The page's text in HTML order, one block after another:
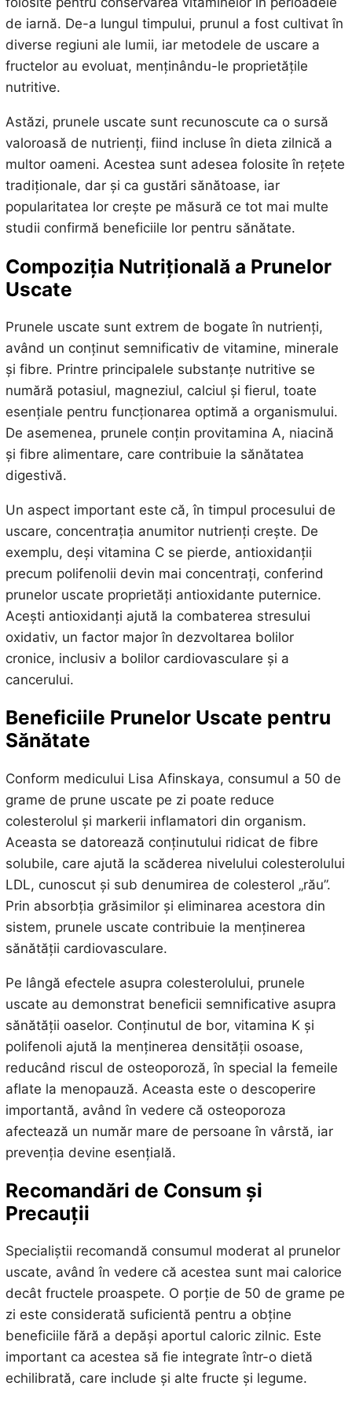
de iarnă. De-a lungul timpului, prunul a fost cultivat în
diverse regiuni ale lumii, iar metodele de uscare a
fructelor au evoluat, menținându-le proprietățile
nutritive.
Astăzi, prunele uscate sunt recunoscute ca o sursă
valoroasă de nutrienți, fiind incluse în dieta zilnică a
multor oameni. Acestea sunt adesea folosite în rețete
tradiționale, dar și ca gustări sănătoase, iar
popularitatea lor crește pe măsură ce tot mai multe
studii confirmă beneficiile lor pentru sănătate.
Compoziția Nutrițională a Prunelor
Uscate
Prunele uscate sunt extrem de bogate în nutrienți,
având un conținut semnificativ de vitamine, minerale
și fibre. Printre principalele substanțe nutritive se
numără potasiul, magneziul, calciul și fierul, toate
esențiale pentru funcționarea optimă a organismului.
De asemenea, prunele conțin provitamina A, niacină
și fibre alimentare, care contribuie la sănătatea
digestivă.
Un aspect important este că, în timpul procesului de
uscare, concentrația anumitor nutrienți crește. De
exemplu, deși vitamina C se pierde, antioxidanții
precum polifenolii devin mai concentrați, conferind
prunelor uscate proprietăți antioxidante puternice.
Acești antioxidanți ajută la combaterea stresului
oxidativ, un factor major în dezvoltarea bolilor
cronice, inclusiv a bolilor cardiovasculare și a
cancerului.
Beneficiile Prunelor Uscate pentru
Sănătate
Conform medicului Lisa Afinskaya, consumul a 50 de
grame de prune uscate pe zi poate reduce
colesterolul și markerii inflamatori din organism.
Aceasta se datorează conținutului ridicat de fibre
solubile, care ajută la scăderea nivelului colesterolului
LDL, cunoscut și sub denumirea de colesterol „rău”.
Prin absorbția grăsimilor și eliminarea acestora din
sistem, prunele uscate contribuie la menținerea
sănătății cardiovasculare.
Pe lângă efectele asupra colesterolului, prunele
uscate au demonstrat beneficii semnificative asupra
sănătății oaselor. Conținutul de bor, vitamina K și
polifenoli ajută la menținerea densității osoase,
reducând riscul de osteoporoză, în special la femeile
aflate la menopauză. Aceasta este o descoperire
importantă, având în vedere că osteoporoza
afectează un număr mare de persoane în vârstă, iar
prevenția devine esențială.
Recomandări de Consum și
Precauții
Specialiștii recomandă consumul moderat al prunelor
uscate, având în vedere că acestea sunt mai calorice
decât fructele proaspete. O porție de 50 de grame pe
zi este considerată suficientă pentru a obține
beneficiile fără a depăși aportul caloric zilnic. Este
important ca acestea să fie integrate într-o dietă
echilibrată, care include și alte fructe și legume.